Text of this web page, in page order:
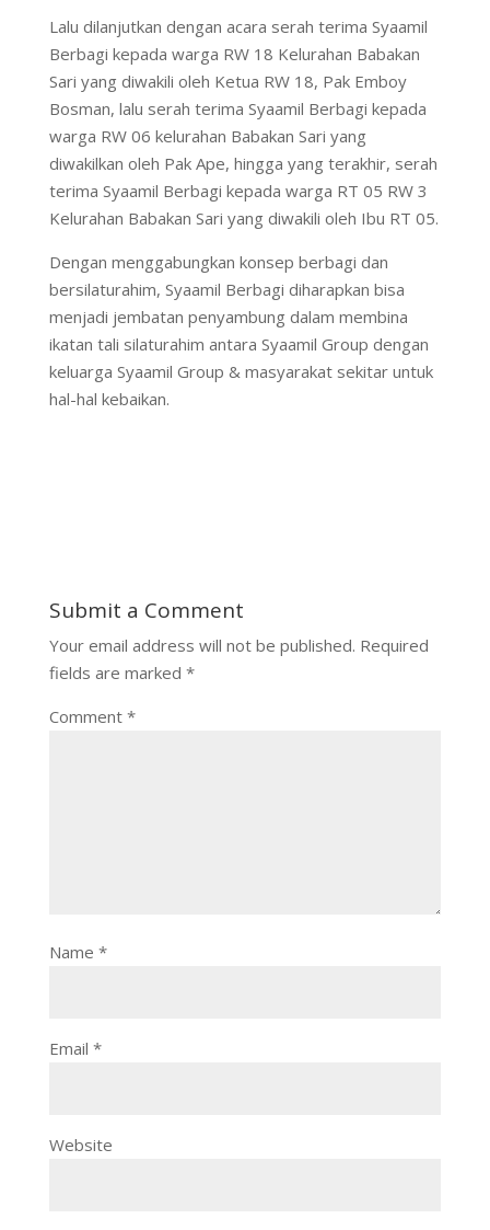
Lalu dilanjutkan dengan acara serah terima Syaamil
Berbagi kepada warga RW 18 Kelurahan Babakan
Sari yang diwakili oleh Ketua RW 18, Pak Emboy
Bosman, lalu serah terima Syaamil Berbagi kepada
warga RW 06 kelurahan Babakan Sari yang
diwakilkan oleh Pak Ape, hingga yang terakhir, serah
terima Syaamil Berbagi kepada warga RT 05 RW 3
Kelurahan Babakan Sari yang diwakili oleh Ibu RT 05.
Dengan menggabungkan konsep berbagi dan
bersilaturahim, Syaamil Berbagi diharapkan bisa
menjadi jembatan penyambung dalam membina
ikatan tali silaturahim antara Syaamil Group dengan
keluarga Syaamil Group & masyarakat sekitar untuk
hal-hal kebaikan.
Submit a Comment
Your email address will not be published. Required
fields are marked *
Comment *
Name *
Email *
Website